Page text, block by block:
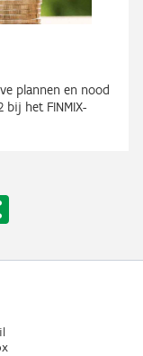
plannen en nood
het FINMIX-